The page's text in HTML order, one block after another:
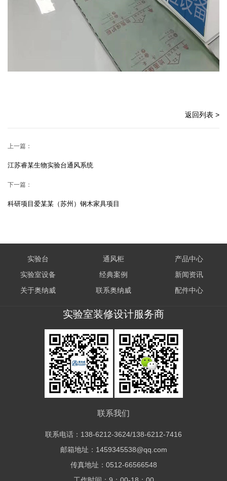
返回列表 >
上一篇：
江苏睿某生物实验台通风系统
下一篇：
科研项目爱某某（苏州）钢木家具项目
实验台 通风柜
产品中心
实验室设备
经典案例
新闻资讯
关于奥纳威
联系奥纳威 配件中心
实验室装修设计服务商
联系我们
联系电话：138-6212-3624/138-6212-7416
邮箱地址：1459345538@qq.com
传真地址：0512-66566548